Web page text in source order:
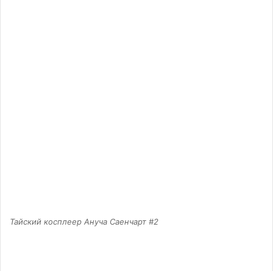
Тайский косплеер Ануча Саенчарт #2